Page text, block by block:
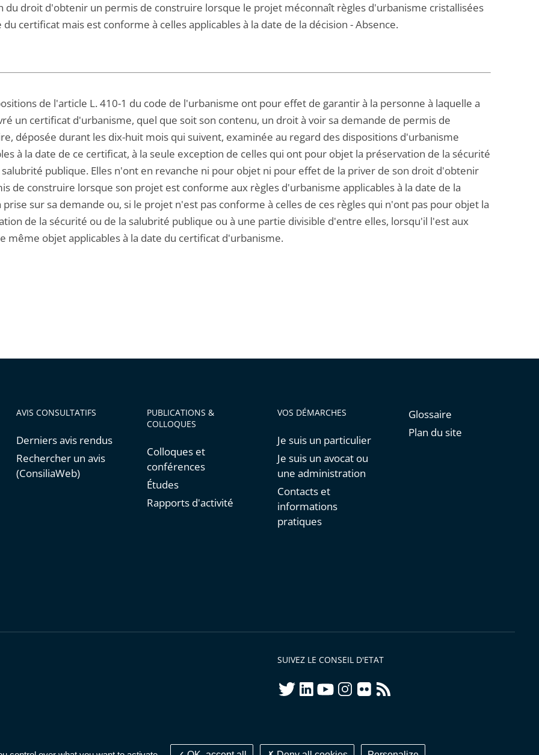
du droit d'obtenir un permis de construire lorsque le projet méconnaît règles d'urbanisme cristallisées
du certificat mais est conforme à celles applicables à la date de la décision - Absence.
de l'article L. 410-1 du code de l'urbanisme ont pour effet de garantir à la personne à laquelle a
un certificat d'urbanisme, quel que soit son contenu, un droit à voir sa demande de permis de
déposée durant les dix-huit mois qui suivent, examinée au regard des dispositions d'urbanisme
à la date de ce certificat, à la seule exception de celles qui ont pour objet la préservation de la sécurité
salubrité publique. Elles n'ont en revanche ni pour objet ni pour effet de la priver de son droit d'obtenir
de construire lorsque son projet est conforme aux règles d'urbanisme applicables à la date de la
prise sur sa demande ou, si le projet n'est pas conforme à celles de ces règles qui n'ont pas pour objet la
de la sécurité ou de la salubrité publique ou à une partie divisible d'entre elles, lorsqu'il l'est aux
même objet applicables à la date du certificat d'urbanisme.
AVIS CONSULTATIFS
Derniers avis rendus
Rechercher un avis
(ConsiliaWeb)
PUBLICATIONS &
COLLOQUES
Colloques et
conférences
Études
Rapports d'activité
VOS DÉMARCHES
Je suis un particulier
Je suis un avocat ou
une administration
Contacts et
informations
pratiques
Glossaire
Plan du site
SUIVEZ LE CONSEIL D'ETAT
twitterlinkedInyoutubeinstagram
flickrrss
Publications administratives-Accessibilité : partiellement conforme